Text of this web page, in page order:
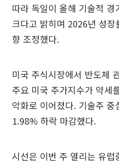
따라 독일이 올해 기술적
크다고 밝히며 2026년 성
향 조정했다.
미국 주식시장에서 반도체
주요 미국 주가지수가 약세
악화로 이어졌다. 기술주
1.98% 하락 마감했다.
시선은 이번 주 열리는 유럽